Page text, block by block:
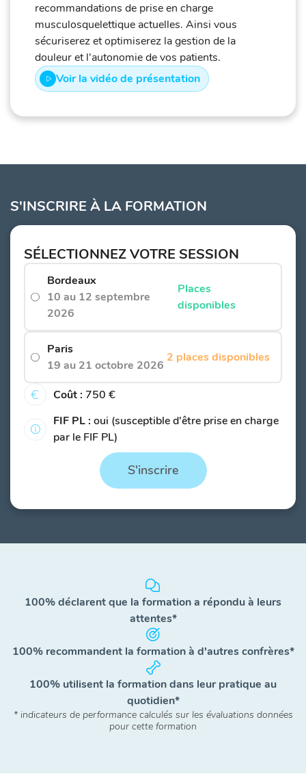
recommandations de prise en charge
musculosquelettique actuelles. Ainsi vous
sécuriserez et optimiserez la gestion de la
douleur et l'autonomie de vos patients.
Voir la vidéo de présentation
S'INSCRIRE À LA FORMATION
SÉLECTIONNEZ VOTRE SESSION
Bordeaux
10 au 12 septembre
2026
Places
disponibles
Paris
19 au 21 octobre 2026
2 places disponibles
Coût : 750 €
FIF PL : oui (susceptible d'être prise en charge
par le FIF PL)
S'inscrire
100% déclarent que la formation a répondu à leurs
attentes*
100% recommandent la formation à d'autres confrères*
100% utilisent la formation dans leur pratique au
quotidien*
* indicateurs de performance calculés sur les évaluations données
pour cette formation